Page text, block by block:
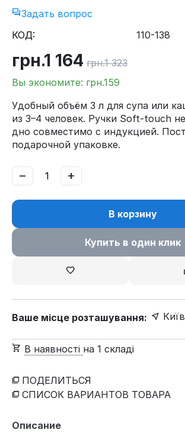
Задать вопрос
КОД:
110-138
грн.1 164 грн.1 323
Вы экономите: грн.159
Удобный объём 3 л для супа или
из 3–4 человек. Ручки Soft-touch
дно совместимо с индукцией.
подарочной упаковке.
+
−
В корзину
Купить в один клик
Ваше місце розташування: Київ
В наявності на 1 складі
ПОДЕЛИТЬСЯ
СПИСОК ВАРИАНТОВ ТОВАРА
Описание